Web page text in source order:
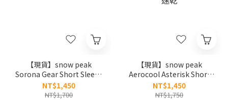
【現貨】snow peak
Sorona Gear Short Sleeve
T-shirt 速乾材質 露營裝備
圖案 短tee S26MUFTS06
NT$1,450
NT$1,700
【現貨】snow peak
Aerocool Asterisk Short
Sleeve T-shirt 大印花logo
森林 短tee S25MMFTS88 涼
NT$1,450
NT$1,750